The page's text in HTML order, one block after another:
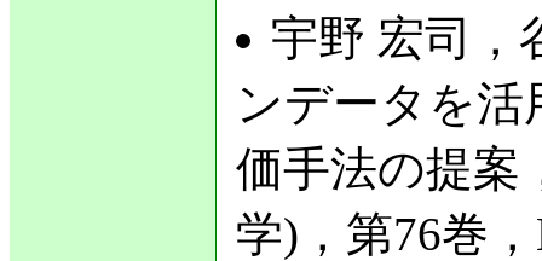
宇野 宏司，
ンデータを
価手法の提案
学)，第76巻